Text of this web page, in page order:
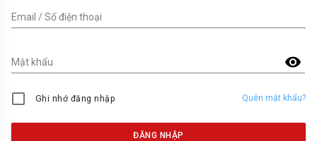
Email / Số điện thoại
visibility
Mật khẩu
Ghi nhớ đăng nhập Quên mật khẩu?
ĐĂNG NHẬP